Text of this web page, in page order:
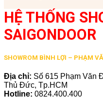
HỆ THỐNG
SAIGONDOOR
SHOWROM BÌNH LỢI – PHẠM
Địa chỉ: Số 615 Phạm Văn
Thủ Đức, Tp.HCM
Hotline: 0824.400.400